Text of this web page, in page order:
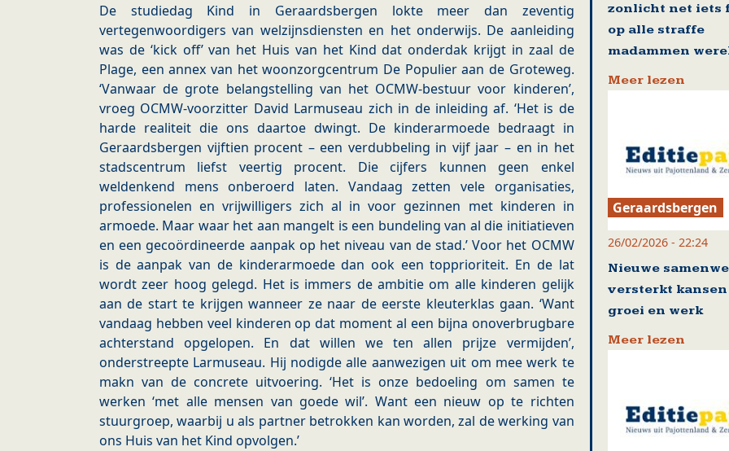
De studiedag Kind in Geraardsbergen lokte meer dan zeventig
vertegenwoordigers van welzijnsdiensten en het onderwijs. De aanleiding
was de ‘kick off’ van het Huis van het Kind dat onderdak krijgt in zaal de
Plage, een annex van het woonzorgcentrum De Populier aan de Groteweg.
‘Vanwaar de grote belangstelling van het OCMW-bestuur voor kinderen’,
vroeg OCMW-voorzitter David Larmuseau zich in de inleiding af. ‘Het is de
harde realiteit die ons daartoe dwingt. De kinderarmoede bedraagt in
Geraardsbergen vijftien procent – een verdubbeling in vijf jaar – en in het
stadscentrum liefst veertig procent. Die cijfers kunnen geen enkel
weldenkend mens onberoerd laten. Vandaag zetten vele organisaties,
professionelen en vrijwilligers zich al in voor gezinnen met kinderen in
armoede. Maar waar het aan mangelt is een bundeling van al die initiatieven
en een gecoördineerde aanpak op het niveau van de stad.’ Voor het OCMW
is de aanpak van de kinderarmoede dan ook een topprioriteit. En de lat
wordt zeer hoog gelegd. Het is immers de ambitie om alle kinderen gelijk
aan de start te krijgen wanneer ze naar de eerste kleuterklas gaan. ‘Want
vandaag hebben veel kinderen op dat moment al een bijna onoverbrugbare
achterstand opgelopen. En dat willen we ten allen prijze vermijden’,
onderstreepte Larmuseau. Hij nodigde alle aanwezigen uit om mee werk te
makn van de concrete uitvoering. ‘Het is onze bedoeling om samen te
werken ‘met alle mensen van goede wil’. Want een nieuw op te richten
stuurgroep, waarbij u als partner betrokken kan worden, zal de werking van
ons Huis van het Kind opvolgen.’
zonlicht net iets
op alle straffe
madammen
Meer lezen
Geraardsbergen
26/02/2026 - 22:24
Nieuwe
versterkt kansen
groei en werk
Meer lezen